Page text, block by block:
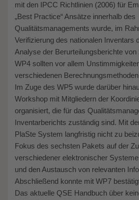
mit den IPCC Richtlinien (2006) für
„Best Practice“ Ansätze innerhalb des
Qualitätsmanagements wurde, im
Verifizierung des nationalen Inventars
Analyse der Berurteilungsberichte von
WP4 sollten vor allem
verschiedenen
Im Zuge des WP5 wurde darüber
Workshop mit Mitgliedern der
organisiert, die für das
Inventarberichts zuständig sind. Mit
PlaSte System langfristig nicht zu
Fokus des sechsten Pakets auf der
verschiedener elektronischer
und den Austausch von relevanten
Abschließend konnte mit WP7
Das aktuelle QSE Handbuch über